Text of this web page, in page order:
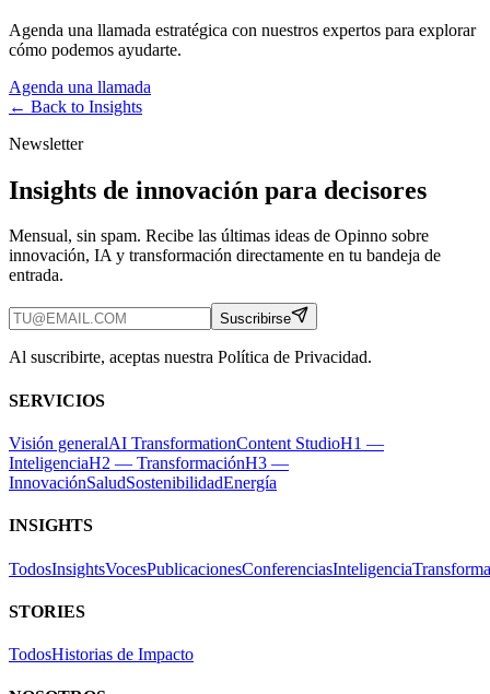
Agenda una llamada estratégica con nuestros expertos para explorar
cómo podemos ayudarte.
Agenda una llamada
← Back to Insights
Newsletter
Insights de innovación para decisores
Mensual, sin spam. Recibe las últimas ideas de Opinno sobre
innovación, IA y transformación directamente en tu bandeja de
entrada.
Suscribirse
Al suscribirte, aceptas nuestra Política de Privacidad.
SERVICIOS
Visión generalAI TransformationContent StudioH1 —
InteligenciaH2 — TransformaciónH3 —
InnovaciónSaludSostenibilidadEnergía
INSIGHTS
TodosInsightsVocesPublicacionesConferenciasInteligencia
STORIES
TodosHistorias de Impacto